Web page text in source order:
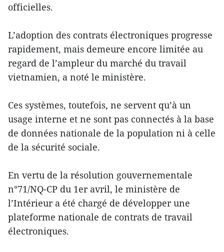
officielles.
L’adoption des contrats électroniques progresse
rapidement, mais demeure encore limitée au
regard de l’ampleur du marché du travail
vietnamien, a noté le ministère.
Ces systèmes, toutefois, ne servent qu’à un
usage interne et ne sont pas connectés à la base
de données nationale de la population ni à celle
de la sécurité sociale.
En vertu de la résolution gouvernementale
n°71/NQ-CP du 1er avril, le ministère de
l’Intérieur a été chargé de développer une
plateforme nationale de contrats de travail
électroniques.